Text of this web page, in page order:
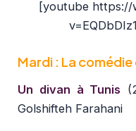
[youtube https://
Mardi : La
Un divan à Tunis
Golshifteh Farahani